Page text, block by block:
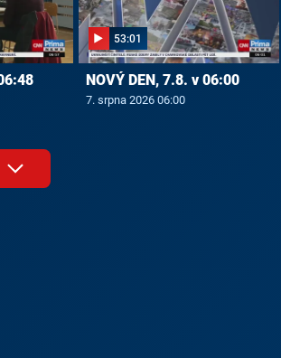
53:01
NOVÝ DEN, 7.8. v 06:00
7. srpna 2026 06:00